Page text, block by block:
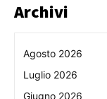
Archivi
Agosto 2026
Luglio 2026
Giugno 2026